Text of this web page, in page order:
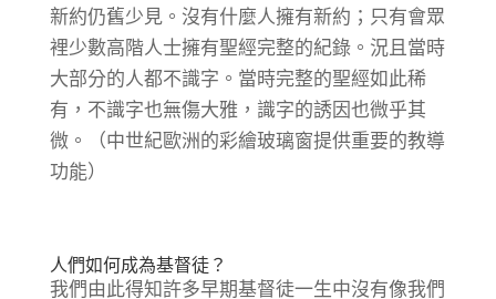
新約仍舊少見。沒有什麼人擁有新約；只有會眾
裡少數高階人士擁有聖經完整的紀錄。況且當時
大部分的人都不識字。當時完整的聖經如此稀
有，不識字也無傷大雅，識字的誘因也微乎其
微。（中世紀歐洲的彩繪玻璃窗提供重要的教導
功能）
人們如何成為基督徒？
我們由此得知許多早期基督徒一生中沒有像我們